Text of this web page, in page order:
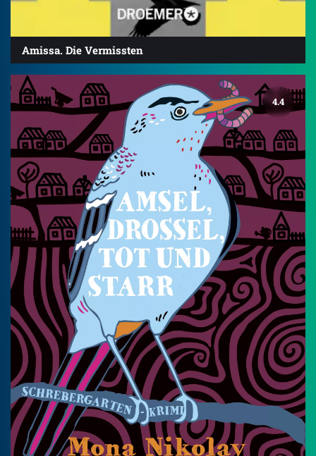
Amissa. Die Vermissten
4.4